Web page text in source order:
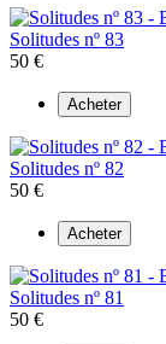
Solitudes nº 83
50 €
Acheter
Solitudes nº 82
50 €
Acheter
Solitudes nº 81
50 €